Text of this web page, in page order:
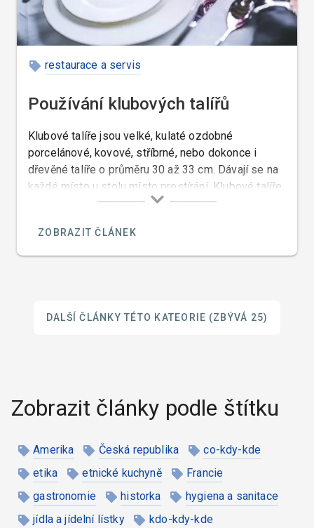
restaurace a servis
Používání klubových talířů
Klubové talíře jsou velké, kulaté ozdobné
porcelánové, kovové, stříbrné, nebo dokonce i
dřevěné talíře o průměru 30 až 33 cm. Dávají se na
každé místo u stolu místo prostírání. Klubové talíře
pocházejí z anglického base plates nebo service
(německy) anebo také Assiette de présentation
(francouzsky).
ZOBRAZIT ČLÁNEK
DALŠÍ ČLÁNKY TÉTO KATEORIE (ZBÝVÁ 25)
Zobrazit články podle štítku
Amerika Česká republika
co-kdy-kde
etika
etnické kuchyně
Francie
gastronomie
historka
hygiena a sanitace
jídla a jídelní lístky
kdo-kdy-kde